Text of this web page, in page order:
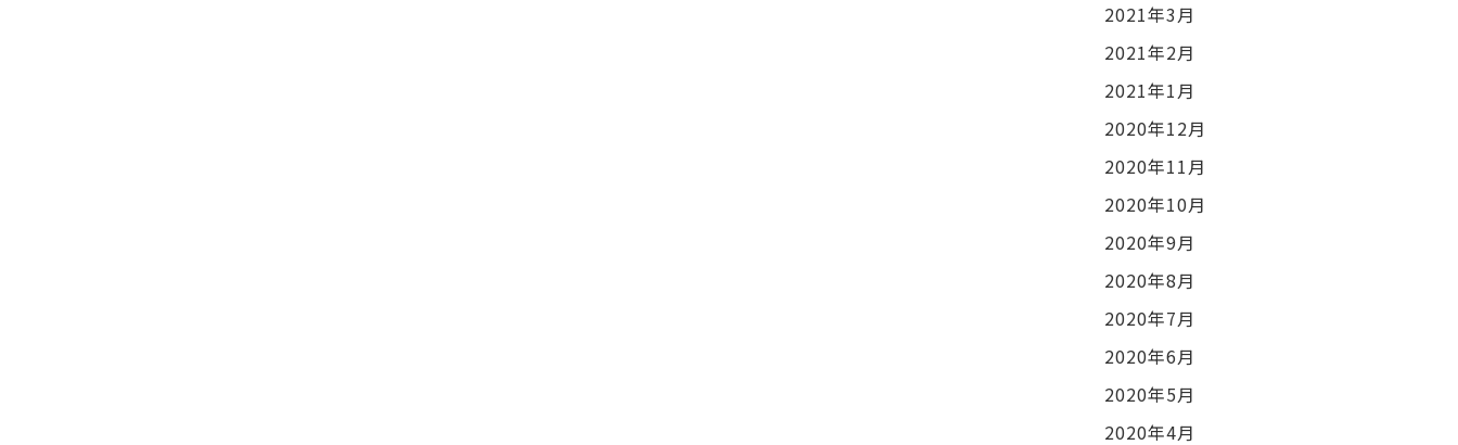
2021年3月
2021年2月
2021年1月
2020年12月
2020年11月
2020年10月
2020年9月
2020年8月
2020年7月
2020年6月
2020年5月
2020年4月